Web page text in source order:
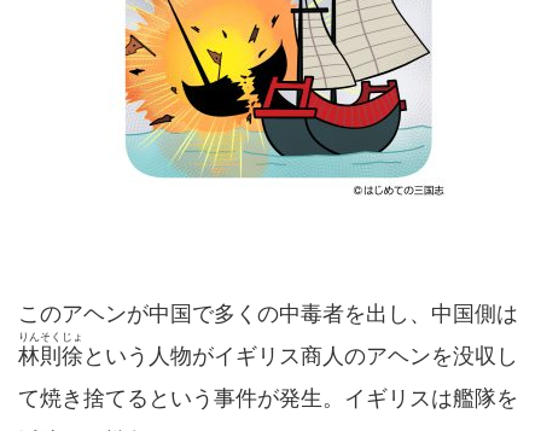
このアヘンが中国で多くの中毒者を出し、中国側は
林則徐
りんそくじょ
という人物がイギリス商人のアヘンを没収し
て焼き捨てるという事件が発生。イギリスは艦隊を